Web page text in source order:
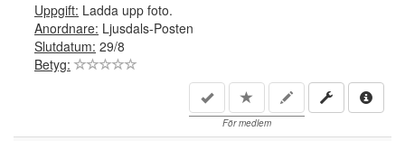
Uppgift: Ladda upp foto.
Anordnare: Ljusdals-Posten
Slutdatum: 29/8
Betyg:
För medlem